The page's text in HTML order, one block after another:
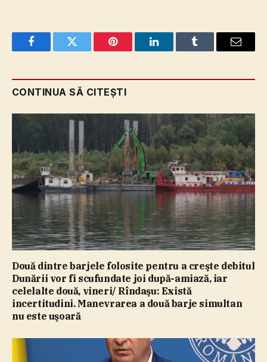
FacebookTwitter Pinterest LinkedInTumblr Email
CONTINUA SĂ CITEȘTI
Două dintre barjele folosite pentru a creşte debitul
Dunării vor fi scufundate joi după-amiază, iar
celelalte două, vineri/ Rîndaşu: Există
incertitudini. Manevrarea a două barje simultan
nu este uşoară